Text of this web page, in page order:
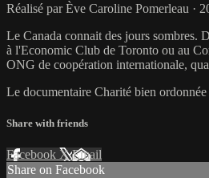
Réalisé par Ève Caroline Pomerleau ·
Le Canada connait des jours sombres.
à l'Economic Club de Toronto ou au
ONG de coopération internationale,
Le documentaire Charité bien
Share with friends
Facebook XEmail
Share on Facebook